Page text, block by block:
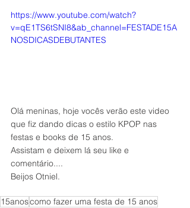
https://www.youtube.com/watch?
v=qE1TS6tSNI8&ab_channel=FESTADE15A
NOSDICASDEBUTANTES
Olá meninas, hoje vocês verão este video
que fiz dando dicas o estilo KPOP nas
festas e books de 15 anos.
Assistam e deixem lá seu like e
comentário....
Beijos Otniel.
15anoscomo fazer uma festa de 15 anos